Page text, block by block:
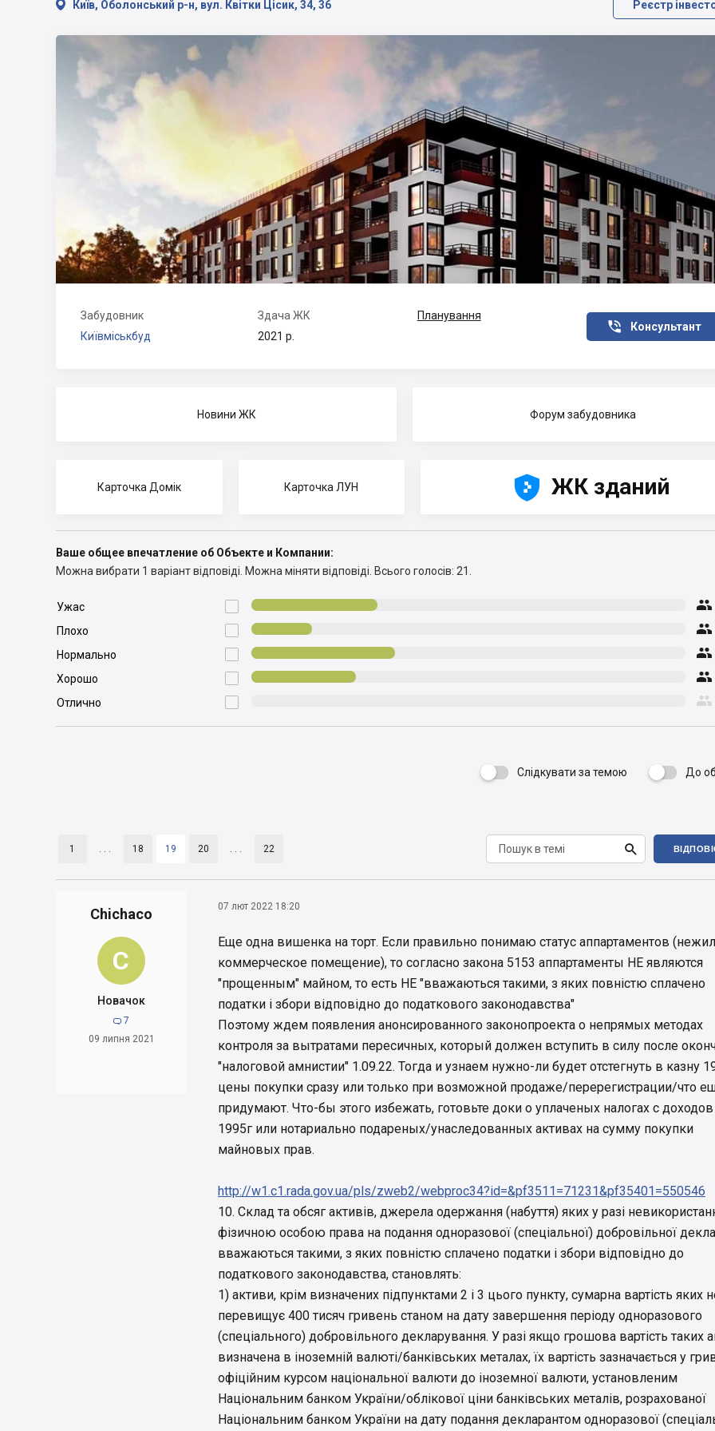
 Київ, Оболонський р-н, вул. Квітки Цісик, 34, 36 Реєстр
Забудовник
Київміськбуд
Здача ЖК
2021 р.
Планування
Консультант

Новини ЖК Форум забудовника
Карточка Домік Карточка ЛУН 



 ЖК зданий
Ваше общее впечатление об Объекте и Компании:
Можна вибрати 1 варіант відповіді. Можна міняти відповіді. Всього голосів: 21.

Ужас 

Плохо 

Нормально 

Хорошо 

Отлично 
Слідкувати за темою  До
1 . . . 18 19 20 . . . 22 
Chichaco
C
Новачок
 7
09 липня 2021
07 лют 2022 18:20
Еще одна вишенка на торт. Если правильно понимаю статус аппартаментов
коммерческое помещение), то согласно закона 5153 аппартаменты НЕ являются
"прощенным" майном, то есть НЕ "вважаються такими, з яких повністю сплачено
податки і збори відповідно до податкового законодавства"
Поэтому ждем появления анонсированного законопроекта о непрямых методах
контроля за вытратами пересичных, который должен вступить в силу после
"налоговой амнистии" 1.09.22. Тогда и узнаем нужно-ли будет отстегнуть в казну
цены покупки сразу или только при возможной продаже/перерегистрации/что
придумают. Что-бы этого избежать, готовьте доки о уплаченых налогах с доходов
1995г или нотариально подареных/унаследованных активах на сумму покупки
майновых прав.
http://w1.c1.rada.gov.ua/pls/zweb2/webproc34?id=&pf3511=71231&pf35401=550546
10. Склад та обсяг активів, джерела одержання (набуття) яких у разі
фізичною особою права на подання одноразової (спеціальної) добровільної
вважаються такими, з яких повністю сплачено податки і збори відповідно до
податкового законодавства, становлять:
1) активи, крім визначених підпунктами 2 і 3 цього пункту, сумарна вартість яких
перевищує 400 тисяч гривень станом на дату завершення періоду одноразового
(спеціального) добровільного декларування. У разі якщо грошова вартість таких
визначена в іноземній валюті/банківських металах, їх вартість зазначається у
офіційним курсом національної валюти до іноземної валюти, установленим
Національним банком України/облікової ціни банківських металів, розрахованої
Національним банком України на дату подання декларантом одноразової